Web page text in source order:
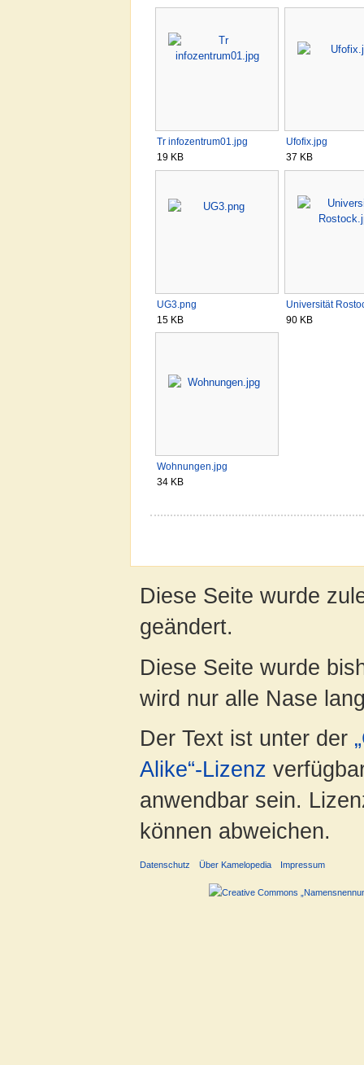
Tr infozentrum01.jpg
19 KB
Ufofix.jpg
37 KB
UG3.png
15 KB
Universität
90 KB
Wohnungen.jpg
34 KB
Diese Seite wurde
geändert.
Diese Seite wurde
wird nur alle Nase
Der Text ist unter der
Alike“-Lizenz
anwendbar sein.
können abweichen.
Datenschutz Über Kamelopedia Impressum